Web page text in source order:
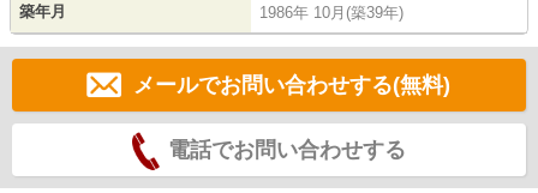
築年月 1986年 10月(築39年)
メールでお問い合わせする(無料)
電話でお問い合わせする